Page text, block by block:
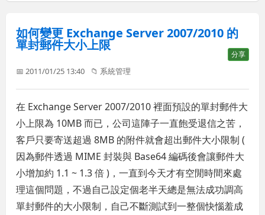
如何變更 Exchange Server 2007/2010 的
單封郵件大小上限
分享
📅 2011/01/25 13:40 📁 系統管理
在 Exchange Server 2007/2010 裡面預設的單封郵件大
小上限為 10MB 而已，公司這陣子一直飽受退信之苦，
客戶只要寄送超過 8MB 的附件就會超出郵件大小限制 (
因為郵件透過 MIME 封裝與 Base64 編碼後會讓郵件大
小增加約 1.1 ~ 1.3 倍 )，一直到今天才有空閒時間來處
理這個問題，不過自己設定個老半天總是無法成功調高
單封郵件的大小限制，自己不斷測試到一整個快惱羞成